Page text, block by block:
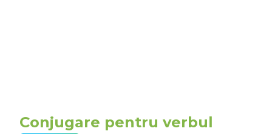
Conjugare pentru verbul